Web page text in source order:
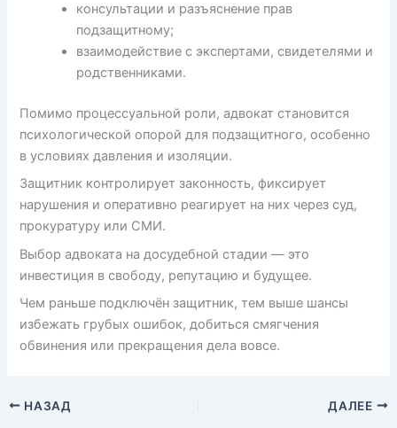
консультации и разъяснение прав
подзащитному;
взаимодействие с экспертами, свидетелями и
родственниками.
Помимо процессуальной роли, адвокат становится
психологической опорой для подзащитного, особенно
в условиях давления и изоляции.
Защитник контролирует законность, фиксирует
нарушения и оперативно реагирует на них через суд,
прокуратуру или СМИ.
Выбор адвоката на досудебной стадии — это
инвестиция в свободу, репутацию и будущее.
Чем раньше подключён защитник, тем выше шансы
избежать грубых ошибок, добиться смягчения
обвинения или прекращения дела вовсе.
НАЗАД ДАЛЕЕ